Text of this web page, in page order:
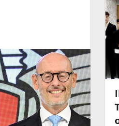
al via la
con il design